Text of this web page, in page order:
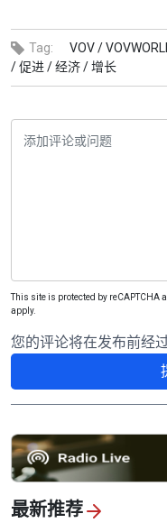
Tag: VOV /
/促进 /经济 /增长
This site is protected by reCAPTCHA
apply.
您的评论将在发布前经
最新推荐